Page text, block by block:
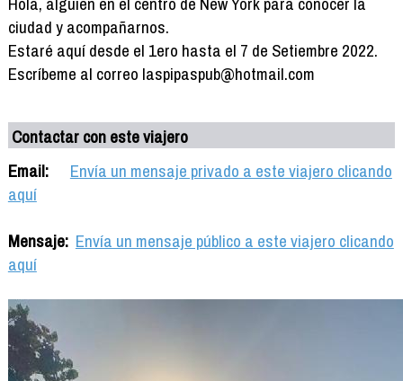
ciudad y acompañarnos.
Estaré aquí desde el 1ero hasta el 7 de Setiembre 2022.
Escríbeme al correo laspipaspub@hotmail.com
Contactar con este viajero
Email:
Envía un mensaje privado a este viajero clicando
aquí
Mensaje: Envía un mensaje público a este viajero clicando
aquí